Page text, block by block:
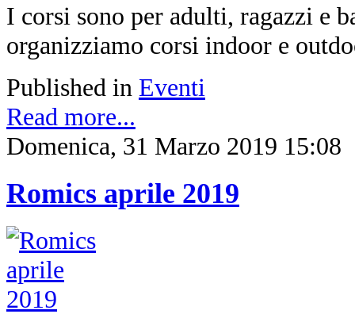
I corsi sono per adulti, ragazzi e
organizziamo corsi indoor e
Published in Eventi
Read more...
Domenica, 31 Marzo 2019 15:08
Romics aprile 2019